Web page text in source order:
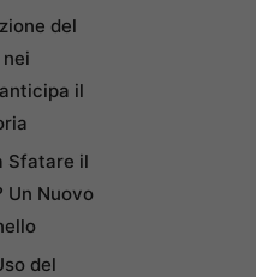
del
il
Sfatare il
Un Nuovo
del